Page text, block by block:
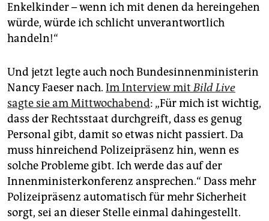
Enkelkinder – wenn ich mit denen da hereingehen
würde, würde ich schlicht unverantwortlich
handeln!“
Und jetzt legte auch noch Bundesinnenministerin
Nancy Faeser nach. Im Interview mitBild Live
sagte sie am Mittwochabend: „Für mich ist wichtig,
dass der Rechtsstaat durchgreift, dass es genug
Personal gibt, damit so etwas nicht passiert. Da
muss hinreichend Polizeipräsenz hin, wenn es
solche Probleme gibt. Ich werde das auf der
Innenministerkonferenz ansprechen.“ Dass mehr
Polizeipräsenz automatisch für mehr Sicherheit
sorgt, sei an dieser Stelle einmal dahingestellt.